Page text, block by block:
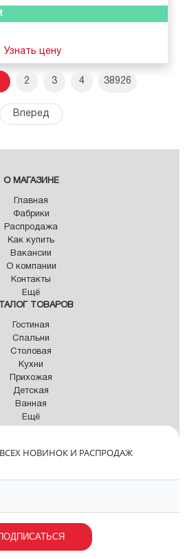
Узнать цену
2 3 4 38926
Вперед
О МАГАЗИНЕ
Главная
Фабрики
Распродажа
Как купить
Вакансии
О компании
Контакты
Ещё
ТОВАРОВ
Гостиная
Спальни
Столовая
Кухни
Прихожая
Детская
Ванная
Ещё
ВСЕХ НОВИНОК И РАСПРОДАЖ